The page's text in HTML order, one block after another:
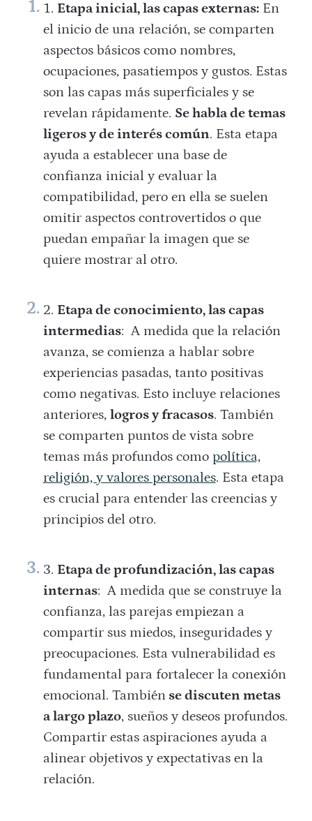
Etapa inicial, las capas externas:En
el inicio de una relación, se comparten
aspectos básicos como nombres,
ocupaciones, pasatiempos y gustos. Estas
son las capas más superficiales y se
revelan rápidamente. Se habla de temas
ligeros y de interés común. Esta etapa
ayuda a establecer una base de
confianza inicial y evaluar la
compatibilidad, pero en ella se suelen
omitir aspectos controvertidos o que
puedan empañar la imagen que se
quiere mostrar al otro.
Etapa de conocimiento, las capas
intermedias: A medida que la relación
avanza, se comienza a hablar sobre
experiencias pasadas, tanto positivas
como negativas. Esto incluye relaciones
anteriores, logros y fracasos. También
se comparten puntos de vista sobre
temas más profundos como política,
religión, y valores personales. Esta etapa
es crucial para entender las creencias y
principios del otro.
Etapa de profundización, las capas
internas: A medida que se construye la
confianza, las parejas empiezan a
compartir sus miedos, inseguridades y
preocupaciones. Esta vulnerabilidad es
fundamental para fortalecer la conexión
emocional. Tambiénse discuten metas
a largo plazo, sueños y deseos profundos.
Compartir estas aspiraciones ayuda a
alinear objetivos y expectativas en la
relación.